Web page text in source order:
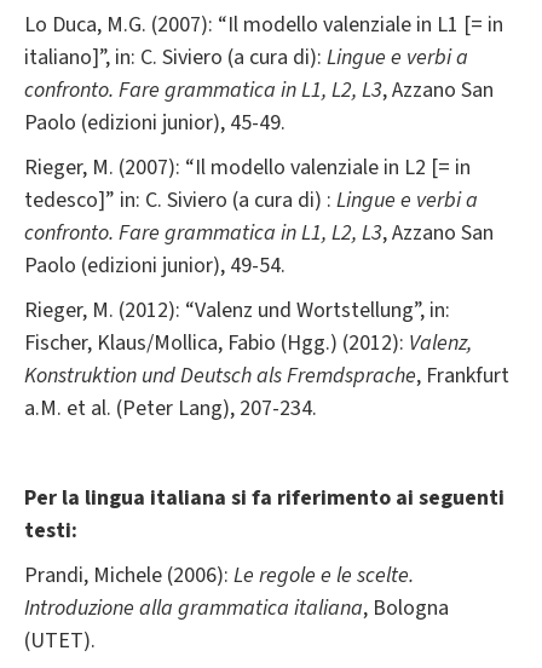
Lo Duca, M.G. (2007): “Il modello valenziale in L1 [= in
italiano]”, in: C. Siviero (a cura di): Lingue e verbi a
confronto. Fare grammatica in L1, L2, L3, Azzano San
Paolo (edizioni junior), 45-49.
Rieger, M. (2007): “Il modello valenziale in L2 [= in
tedesco]” in: C. Siviero (a cura di) : Lingue e verbi a
confronto. Fare grammatica in L1, L2, L3, Azzano San
Paolo (edizioni junior), 49-54.
Rieger, M. (2012): “Valenz und Wortstellung”, in:
Fischer, Klaus/Mollica, Fabio (Hgg.) (2012): Valenz,
Konstruktion und Deutsch als Fremdsprache, Frankfurt
a.M. et al. (Peter Lang), 207-234.
Per la lingua italiana si fa riferimento ai seguenti
testi:
Prandi, Michele (2006): Le regole e le scelte.
Introduzione alla grammatica italiana, Bologna
(UTET).